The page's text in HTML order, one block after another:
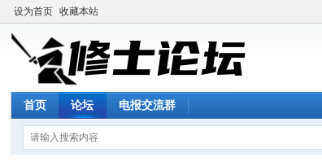
设为首页 收藏本站
首页 论坛 电报交流群